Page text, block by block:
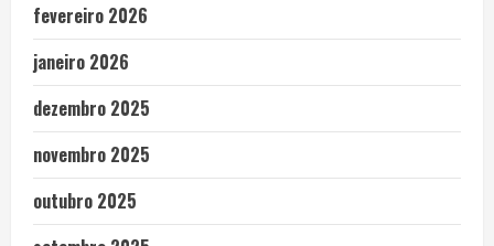
fevereiro 2026
janeiro 2026
dezembro 2025
novembro 2025
outubro 2025